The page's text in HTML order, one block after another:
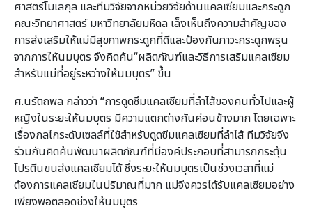
ศาสตร์โมเลกุล และทีมวิจัยจากหน่วยวิจัยด้านแคลเซียมและกระดูก
คณะวิทยาศาสตร์ มหาวิทยาลัยมหิดล เล็งเห็นถึงความสำคัญของ
การส่งเสริมให้แม่มีสุขภาพกระดูกที่ดีและป้องกันภาวะกระดูกพรุน
จากการให้นมบุตร จึงคิดค้น“ผลิตภัณฑ์และวิธีการเสริมแคลเซียม
สำหรับแม่ที่อยู่ระหว่างให้นมบุตร” ขึ้น
ศ.นรัตถพล กล่าวว่า “การดูดซึมแคลเซียมที่ลำไส้ของคนทั่วไปและผู้
หญิงในระยะให้นมบุตร มีความแตกต่างกันค่อนข้างมาก โดยเฉพาะ
เรื่องกลไกระดับเซลล์ที่ใช้สำหรับดูดซึมแคลเซียมที่ลำไส้ ทีมวิจัยจึง
ร่วมกันคิดค้นพัฒนาผลิตภัณฑ์ที่มีองค์ประกอบที่สามารถกระตุ้น
โปรตีนขนส่งแคลเซียมได้ ซึ่งระยะให้นมบุตรเป็นช่วงเวลาที่แม่
ต้องการแคลเซียมในปริมาณที่มาก แม่จึงควรได้รับแคลเซียมอย่าง
เพียงพอตลอดช่วงให้นมบุตร